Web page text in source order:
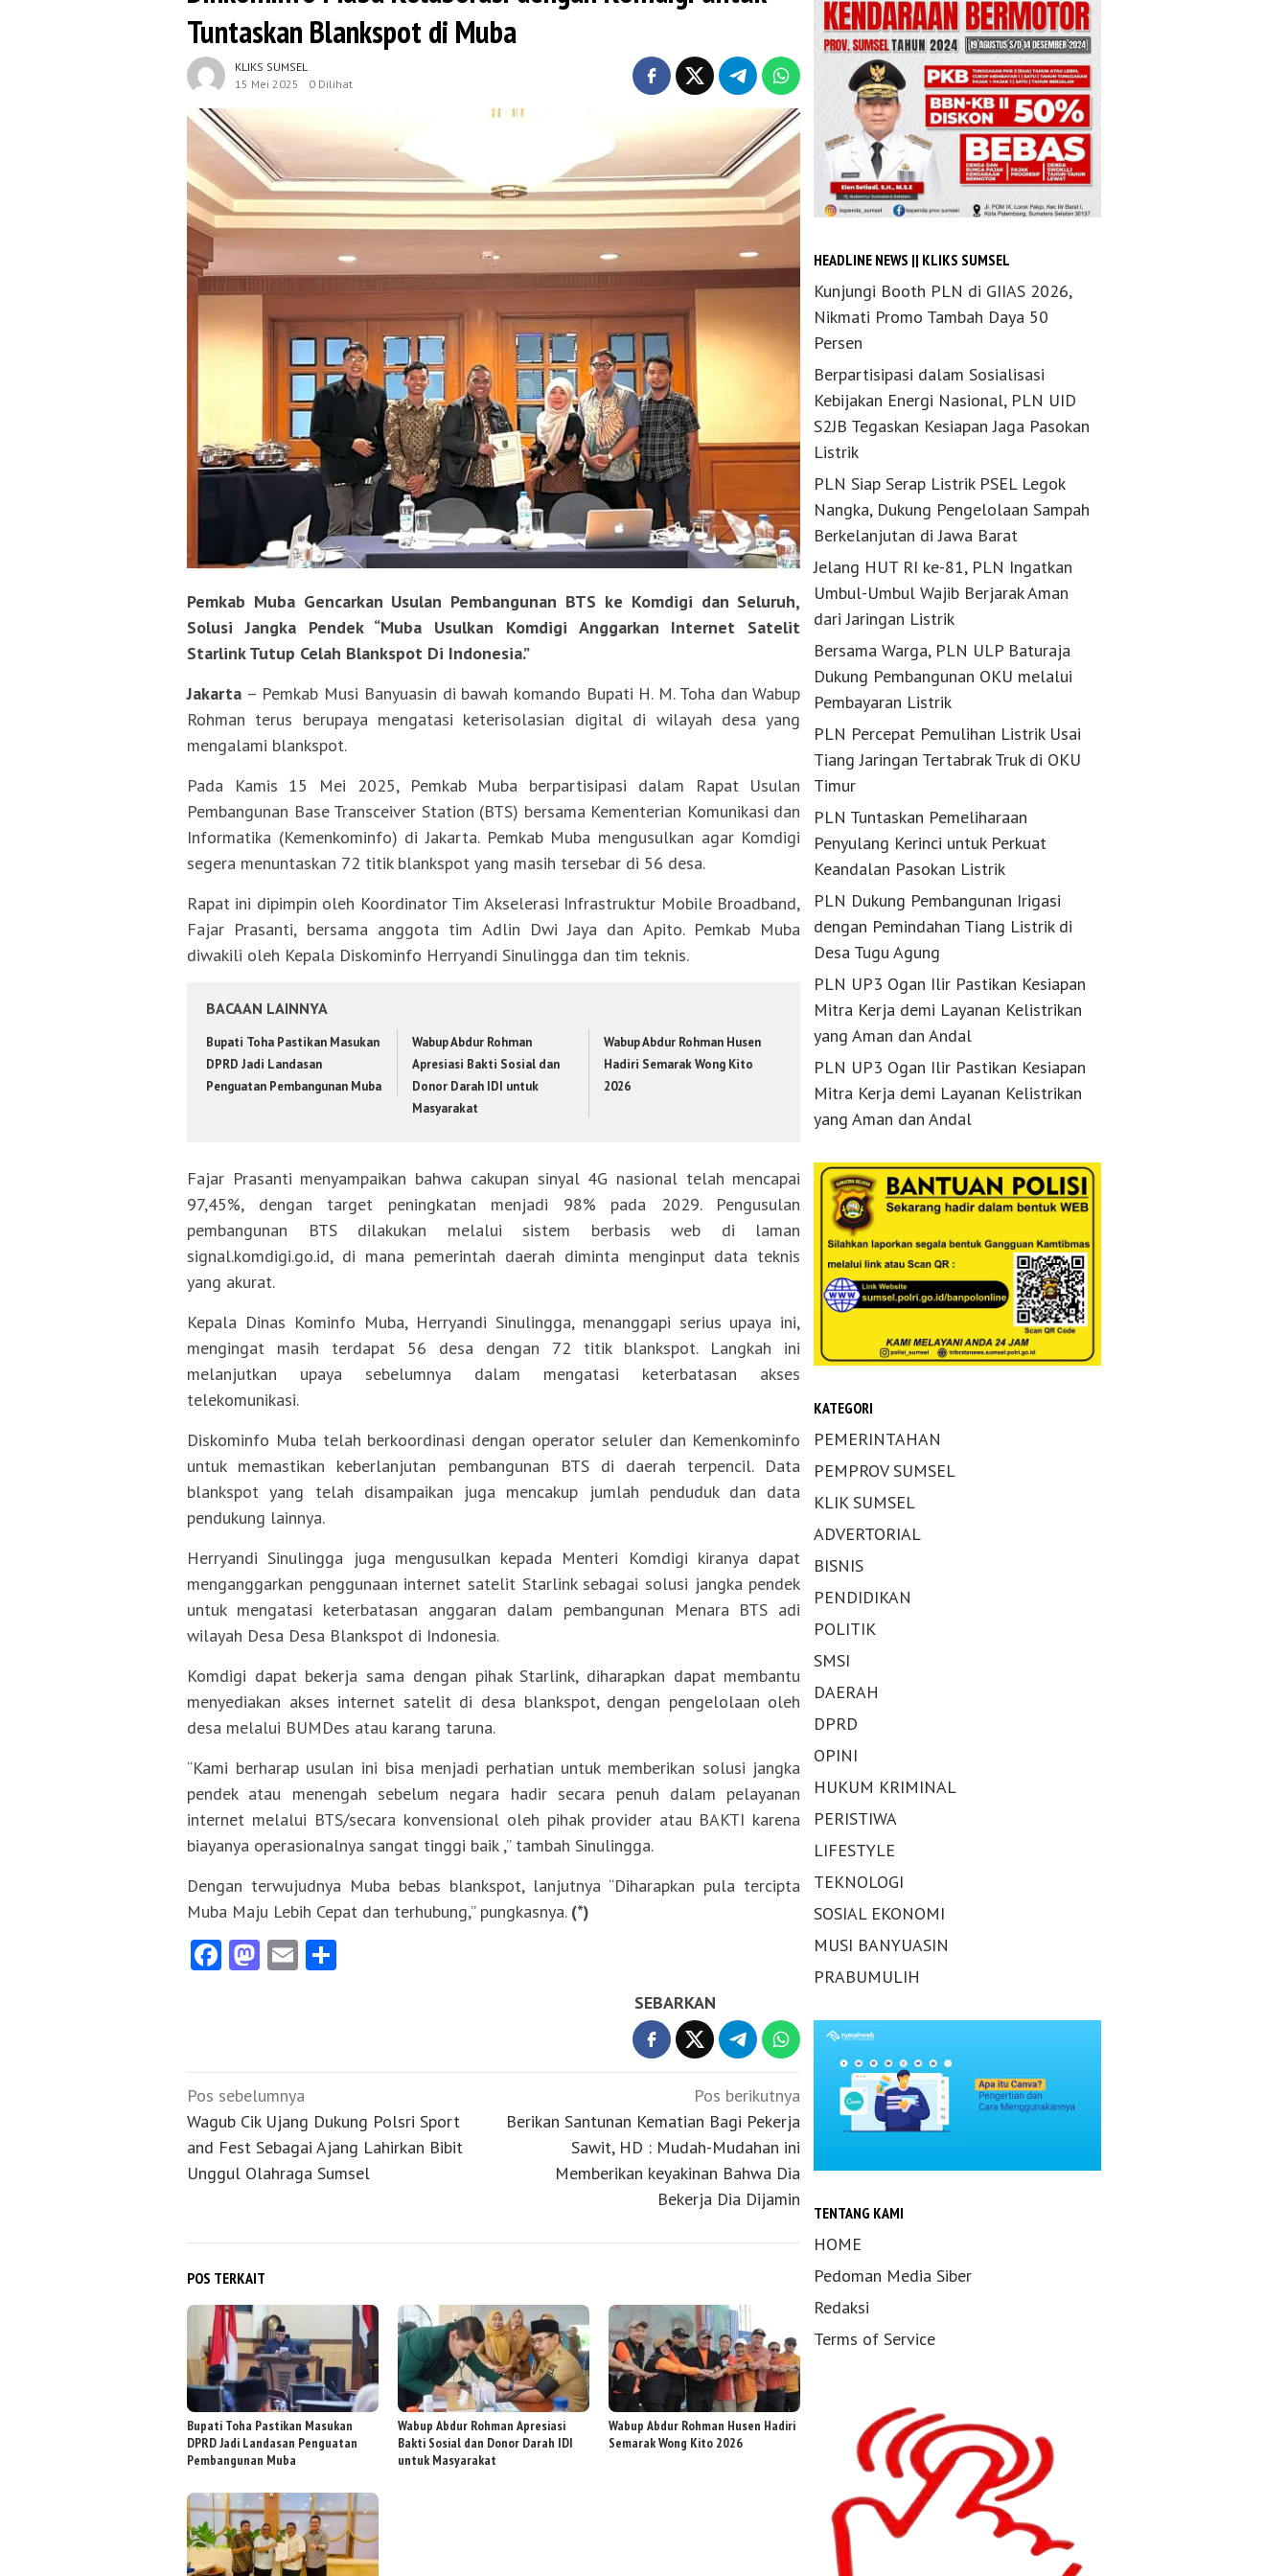
Tuntaskan Blankspot di Muba
KLIKS SUMSEL
15 Mei 2025
0 Dilihat
Pemkab Muba Gencarkan Usulan Pembangunan BTS ke Komdigi dan Seluruh,
Solusi Jangka Pendek “Muba Usulkan Komdigi Anggarkan Internet Satelit
Starlink Tutup Celah Blankspot Di Indonesia.”
Jakarta – Pemkab Musi Banyuasin di bawah komando Bupati H. M. Toha dan Wabup
Rohman terus berupaya mengatasi keterisolasian digital di wilayah desa yang
mengalami blankspot.
Pada Kamis 15 Mei 2025, Pemkab Muba berpartisipasi dalam Rapat Usulan
Pembangunan Base Transceiver Station (BTS) bersama Kementerian Komunikasi dan
Informatika (Kemenkominfo) di Jakarta. Pemkab Muba mengusulkan agar Komdigi
segera menuntaskan 72 titik blankspot yang masih tersebar di 56 desa.
Rapat ini dipimpin oleh Koordinator Tim Akselerasi Infrastruktur Mobile Broadband,
Fajar Prasanti, bersama anggota tim Adlin Dwi Jaya dan Apito. Pemkab Muba
diwakili oleh Kepala Diskominfo Herryandi Sinulingga dan tim teknis.
BACAAN LAINNYA
Bupati Toha Pastikan Masukan
DPRD Jadi Landasan
Penguatan Pembangunan Muba
Wabup Abdur Rohman
Apresiasi Bakti Sosial dan
Donor Darah IDI untuk
Masyarakat
Wabup Abdur Rohman Husen
Hadiri Semarak Wong Kito
2026
Fajar Prasanti menyampaikan bahwa cakupan sinyal 4G nasional telah mencapai
97,45%, dengan target peningkatan menjadi 98% pada 2029. Pengusulan
pembangunan BTS dilakukan melalui sistem berbasis web di laman
signal.komdigi.go.id, di mana pemerintah daerah diminta menginput data teknis
yang akurat.
Kepala Dinas Kominfo Muba, Herryandi Sinulingga, menanggapi serius upaya ini,
mengingat masih terdapat 56 desa dengan 72 titik blankspot. Langkah ini
melanjutkan upaya sebelumnya dalam mengatasi keterbatasan akses
telekomunikasi.
Diskominfo Muba telah berkoordinasi dengan operator seluler dan Kemenkominfo
untuk memastikan keberlanjutan pembangunan BTS di daerah terpencil. Data
blankspot yang telah disampaikan juga mencakup jumlah penduduk dan data
pendukung lainnya.
Herryandi Sinulingga juga mengusulkan kepada Menteri Komdigi kiranya dapat
menganggarkan penggunaan internet satelit Starlink sebagai solusi jangka pendek
untuk mengatasi keterbatasan anggaran dalam pembangunan Menara BTS adi
wilayah Desa Desa Blankspot di Indonesia.
Komdigi dapat bekerja sama dengan pihak Starlink, diharapkan dapat membantu
menyediakan akses internet satelit di desa blankspot, dengan pengelolaan oleh
desa melalui BUMDes atau karang taruna.
“Kami berharap usulan ini bisa menjadi perhatian untuk memberikan solusi jangka
pendek atau menengah sebelum negara hadir secara penuh dalam pelayanan
internet melalui BTS/secara konvensional oleh pihak provider atau BAKTI karena
biayanya operasionalnya sangat tinggi baik ,” tambah Sinulingga.
Dengan terwujudnya Muba bebas blankspot, lanjutnya “Diharapkan pula tercipta
Muba Maju Lebih Cepat dan terhubung,” pungkasnya. (*)
Facebook
Mastodon
Email
SEBARKAN
Navigasi
pos
Pos sebelumnya
Wagub Cik Ujang Dukung Polsri Sport
and Fest Sebagai Ajang Lahirkan Bibit
Unggul Olahraga Sumsel
Pos berikutnya
Berikan Santunan Kematian Bagi Pekerja
Sawit, HD : Mudah-Mudahan ini
Memberikan keyakinan Bahwa Dia
Bekerja Dia Dijamin
POS TERKAIT
Bupati Toha Pastikan Masukan
DPRD Jadi Landasan Penguatan
Pembangunan Muba
Wabup Abdur Rohman Apresiasi
Bakti Sosial dan Donor Darah IDI
untuk Masyarakat
Wabup Abdur Rohman Husen Hadiri
Semarak Wong Kito 2026
HEADLINE NEWS || KLIKS SUMSEL
Kunjungi Booth PLN di GIIAS 2026,
Nikmati Promo Tambah Daya 50
Persen
Berpartisipasi dalam Sosialisasi
Kebijakan Energi Nasional, PLN UID
S2JB Tegaskan Kesiapan Jaga Pasokan
Listrik
PLN Siap Serap Listrik PSEL Legok
Nangka, Dukung Pengelolaan Sampah
Berkelanjutan di Jawa Barat
Jelang HUT RI ke-81, PLN Ingatkan
Umbul-Umbul Wajib Berjarak Aman
dari Jaringan Listrik
Bersama Warga, PLN ULP Baturaja
Dukung Pembangunan OKU melalui
Pembayaran Listrik
PLN Percepat Pemulihan Listrik Usai
Tiang Jaringan Tertabrak Truk di OKU
Timur
PLN Tuntaskan Pemeliharaan
Penyulang Kerinci untuk Perkuat
Keandalan Pasokan Listrik
PLN Dukung Pembangunan Irigasi
dengan Pemindahan Tiang Listrik di
Desa Tugu Agung
PLN UP3 Ogan Ilir Pastikan Kesiapan
Mitra Kerja demi Layanan Kelistrikan
yang Aman dan Andal
PLN UP3 Ogan Ilir Pastikan Kesiapan
Mitra Kerja demi Layanan Kelistrikan
yang Aman dan Andal
KATEGORI
PEMERINTAHAN
PEMPROV SUMSEL
KLIK SUMSEL
ADVERTORIAL
BISNIS
PENDIDIKAN
POLITIK
SMSI
DAERAH
DPRD
OPINI
HUKUM KRIMINAL
PERISTIWA
LIFESTYLE
TEKNOLOGI
SOSIAL EKONOMI
MUSI BANYUASIN
PRABUMULIH
TENTANG KAMI
HOME
Pedoman Media Siber
Redaksi
Terms of Service